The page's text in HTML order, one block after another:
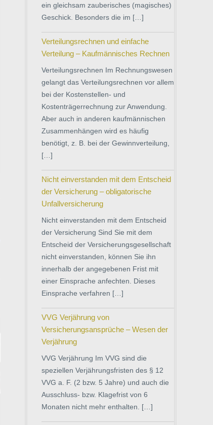
ein gleichsam zauberisches (magisches)
Geschick. Besonders die im […]
Verteilungsrechnen und einfache
Verteilung – Kaufmännisches Rechnen
Verteilungsrechnen Im Rechnungswesen
gelangt das Verteilungsrechnen vor allem
bei der Kostenstellen- und
Kostenträgerrechnung zur Anwendung.
Aber auch in anderen kaufmännischen
Zusammenhängen wird es häufig
benötigt, z. B. bei der Gewinnverteilung,
[…]
Nicht einverstanden mit dem Entscheid
der Versicherung – obligatorische
Unfallversicherung
Nicht einverstanden mit dem Entscheid
der Versicherung Sind Sie mit dem
Entscheid der Versicherungsgesellschaft
nicht einverstanden, können Sie ihn
innerhalb der angegebenen Frist mit
einer Einsprache anfechten. Dieses
Einsprache verfahren […]
VVG Verjährung von
Versicherungsansprüche – Wesen der
Verjährung
VVG Verjährung Im VVG sind die
speziellen Verjährungsfristen des § 12
VVG a. F. (2 bzw. 5 Jahre) und auch die
Ausschluss- bzw. Klagefrist von 6
Monaten nicht mehr enthalten. […]